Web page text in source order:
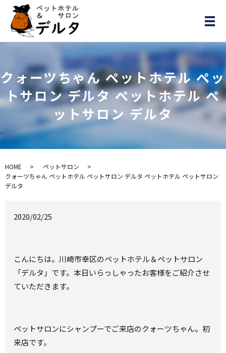
メ
クォーツちゃん ペットホテル ペッ
トサロン デルタ ペットホテル ペ
ットサロン デルタ
HOME
ペットサロン
クォーツちゃん ペットホテル ペットサロン デルタ ペットホテル ペットサロン
デルタ
2020/02/25
こんにちは。川崎市幸区のペットホテル＆ペットサロン
「デルタ」です。本日いらっしゃったお客様をご紹介させ
ていただきます。
ペットサロンにシャンプーでご来店のクォーツちゃん。初
来店です。